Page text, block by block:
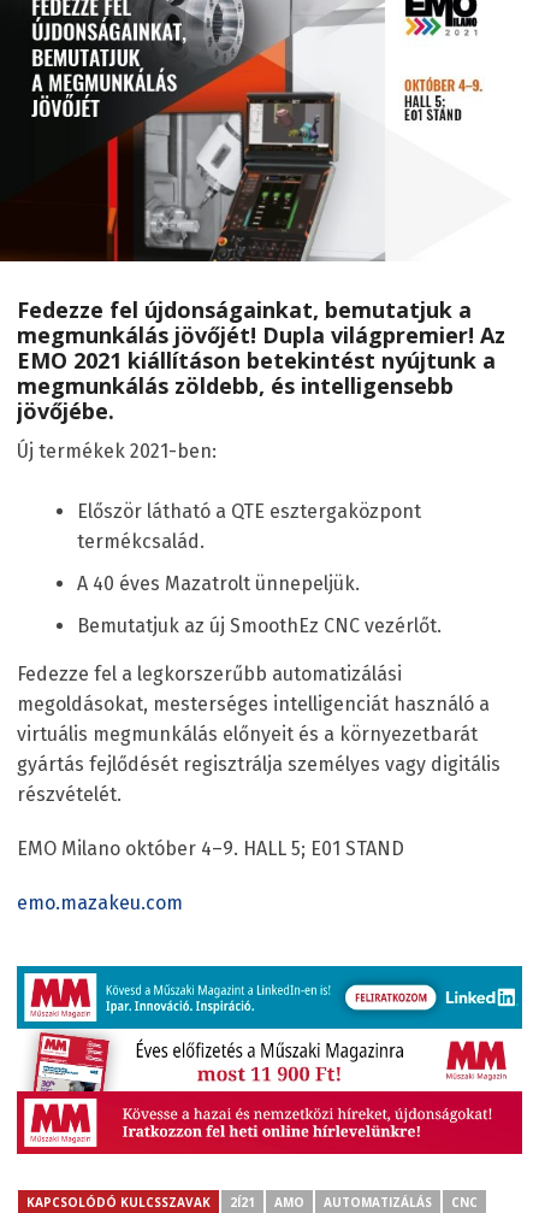
Fedezze fel újdonságainkat, bemutatjuk a
megmunkálás jövőjét! Dupla világpremier! Az
EMO 2021 kiállításon betekintést nyújtunk a
megmunkálás zöldebb, és intelligensebb
jövőjébe.
Új termékek 2021-ben:
Először látható a QTE esztergaközpont
termékcsalád.
A 40 éves Mazatrolt ünnepeljük.
Bemutatjuk az új SmoothEz CNC vezérlőt.
Fedezze fel a legkorszerűbb automatizálási
megoldásokat, mesterséges intelligenciát használó a
virtuális megmunkálás előnyeit és a környezetbarát
gyártás fejlődését regisztrálja személyes vagy digitális
részvételét.
EMO Milano október 4–9. HALL 5; E01 STAND
emo.mazakeu.com
KAPCSOLÓDÓ KULCSSZAVAK 2Í21 AMO AUTOMATIZÁLÁS
CNC